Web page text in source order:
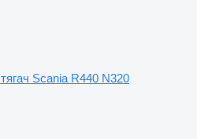
тягач Scania R440 N320